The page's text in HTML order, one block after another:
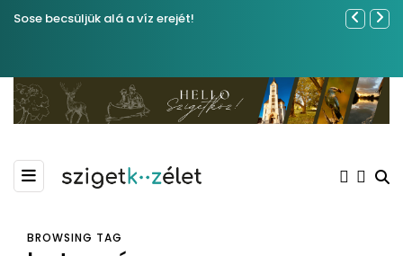
Sose becsüljük alá a víz erejét!
Közel
BROWSING TAG